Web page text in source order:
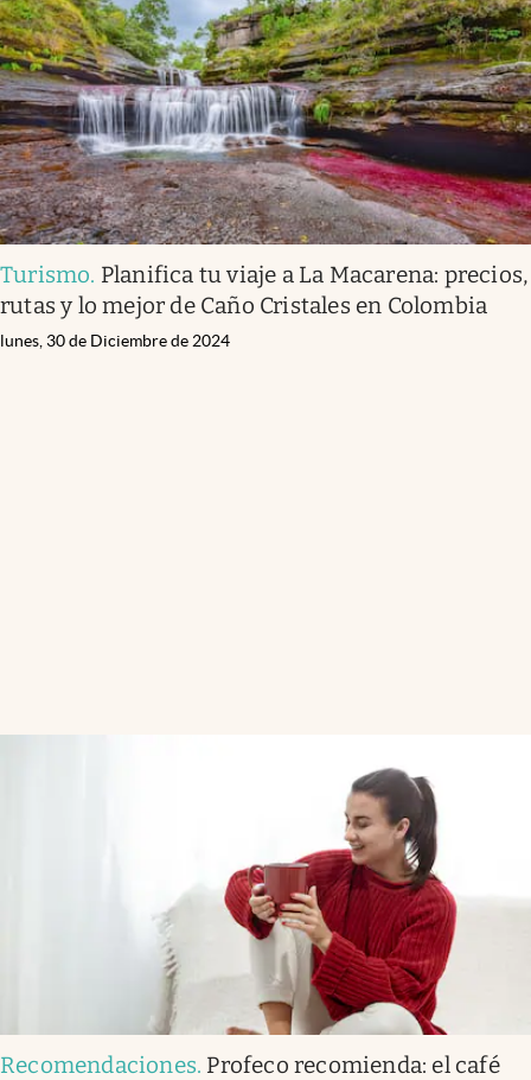
Turismo. Planifica tu viaje a La Macarena: precios,
rutas y lo mejor de Caño Cristales en Colombia
lunes, 30 de Diciembre de 2024
Recomendaciones. Profeco recomienda: el café